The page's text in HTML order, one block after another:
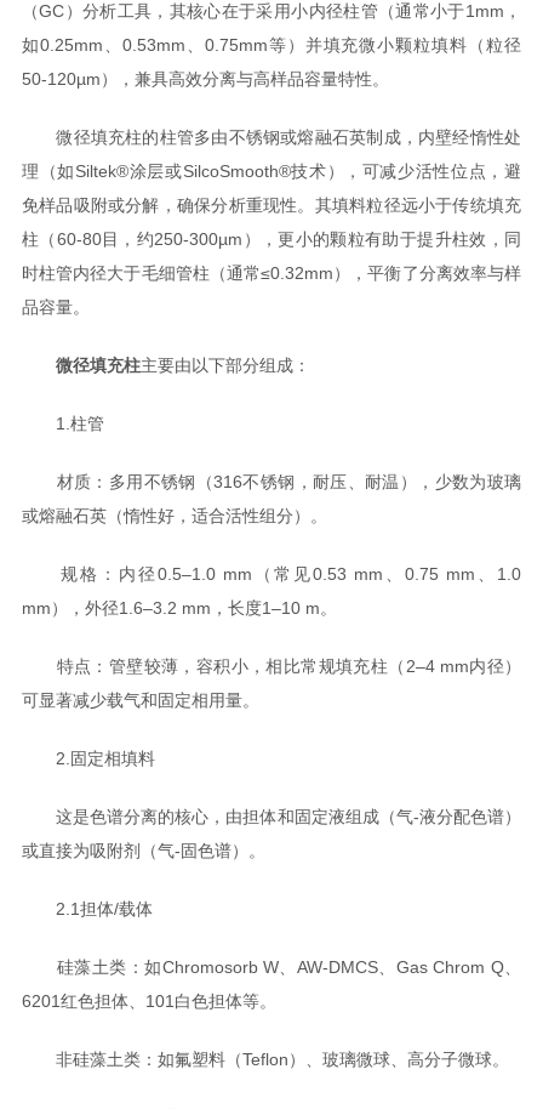
（GC）分析工具，其核心在于采用小内径柱管（通常小于1mm，
如0.25mm、0.53mm、0.75mm等）并填充微小颗粒填料（粒径
50-120µm），兼具高效分离与高样品容量特性。
微径填充柱的柱管多由不锈钢或熔融石英制成，内壁经惰性处
理（如Siltek®涂层或SilcoSmooth®技术），可减少活性位点，避
免样品吸附或分解，确保分析重现性。其填料粒径远小于传统填充
柱（60-80目，约250-300µm），更小的颗粒有助于提升柱效，同
时柱管内径大于毛细管柱（通常≤0.32mm），平衡了分离效率与样
品容量。
微径填充柱主要由以下部分组成：
1.柱管
材质：多用不锈钢（316不锈钢，耐压、耐温），少数为玻璃
或熔融石英（惰性好，适合活性组分）。
规格：内径0.5–1.0 mm（常见0.53 mm、0.75 mm、1.0
mm），外径1.6–3.2 mm，长度1–10 m。
特点：管壁较薄，容积小，相比常规填充柱（2–4 mm内径）
可显著减少载气和固定相用量。
2.固定相填料
这是色谱分离的核心，由担体和固定液组成（气-液分配色谱）
或直接为吸附剂（气-固色谱）。
2.1担体/载体
硅藻土类：如Chromosorb W、AW-DMCS、Gas Chrom Q、
6201红色担体、101白色担体等。
非硅藻土类：如氟塑料（Teflon）、玻璃微球、高分子微球。